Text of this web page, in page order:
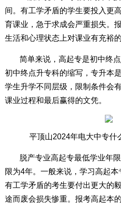
间。有工学矛盾的学生要投入更
育课业，急于求成会严重损失。
生活和心理状态上对课业有充裕的
简单来说，高起专是初中终
初中终点升专科的缩写，专升本
学生升学不同层级，限制条件会
课业过程和最后赢得的文凭。
平顶山2024年电大中专什
脱产专业高起专最低学业年
限为4年。一般来说，学习高起本
有工学矛盾的考生要付出更大的
途而废会损失惨重。报考高起本